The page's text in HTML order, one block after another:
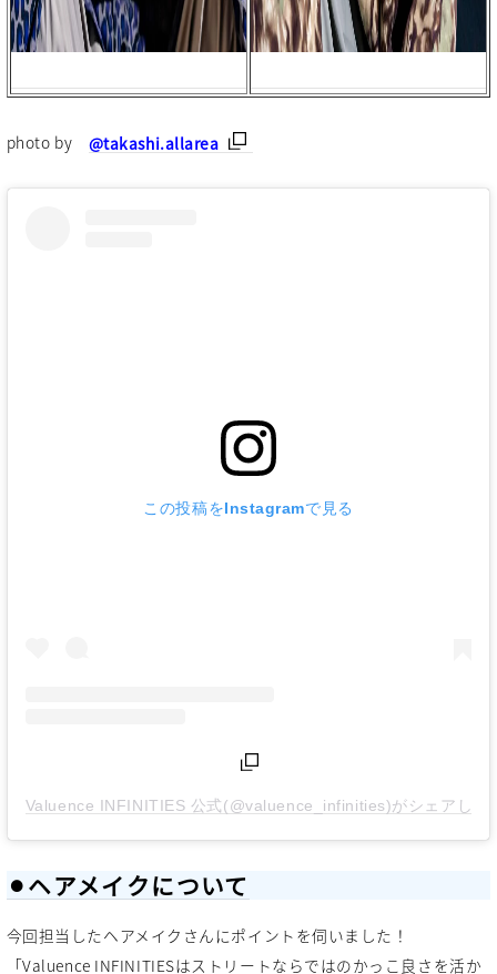
photo by @takashi.allarea
この投稿をInstagramで見る
Valuence INFINITIES 公式(@valuence_infinities)がシェアした
⚫︎ヘアメイクについて
今回担当したヘアメイクさんにポイントを伺いました！
「Valuence INFINITIESはストリートならではのかっこ良さを活か